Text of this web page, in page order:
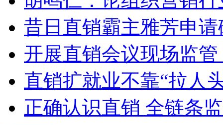
昔日直销霸主雅芳申
开展直销会议现场监
直销扩就业不靠“拉人
正确认识直销 全链条